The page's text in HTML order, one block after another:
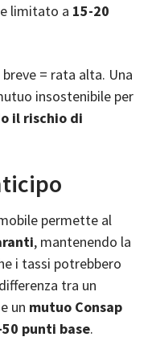
limitato a 15-20
= rata alta. Una
insostenibile per
il rischio di
permette al
, mantenendo la
i tassi potrebbero
tra un
e un mutuo Consap
punti base.